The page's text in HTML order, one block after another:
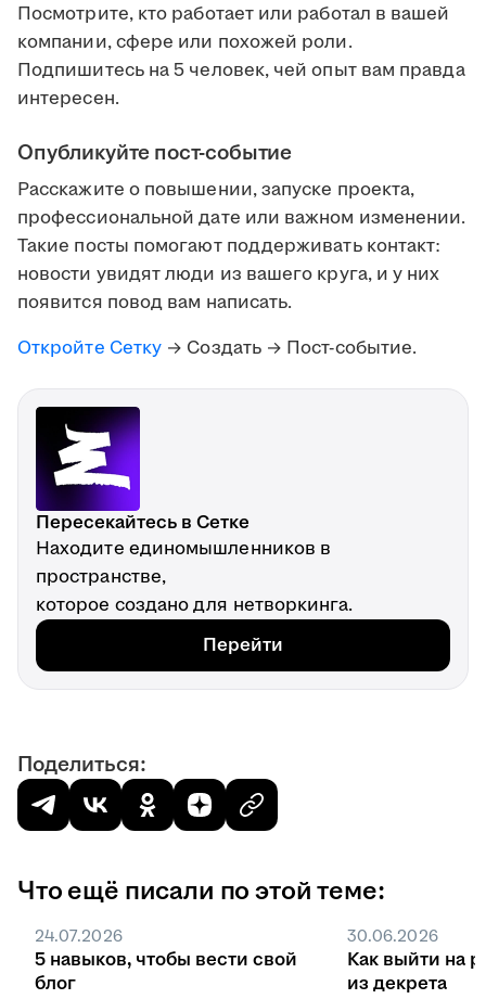
Посмотрите, кто работает или работал в вашей
компании, сфере или похожей роли.
Подпишитесь на 5 человек, чей опыт вам правда
интересен.
Опубликуйте пост-событие
Расскажите о повышении, запуске проекта,
профессиональной дате или важном изменении.
Такие посты помогают поддерживать контакт:
новости увидят люди из вашего круга, и у них
появится повод вам написать.
Откройте Сетку → Создать → Пост-событие.
Пересекайтесь в Сетке
Находите единомышленников в
пространстве,
которое создано для нетворкинга.
Перейти
Поделиться:
Что ещё писали по этой теме:
24.07.2026
5 навыков, чтобы вести свой
блог
30.06.2026
Как выйти на
из декрета